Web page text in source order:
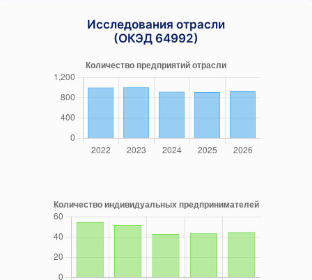
Исследования отрасли
(ОКЭД 64992)